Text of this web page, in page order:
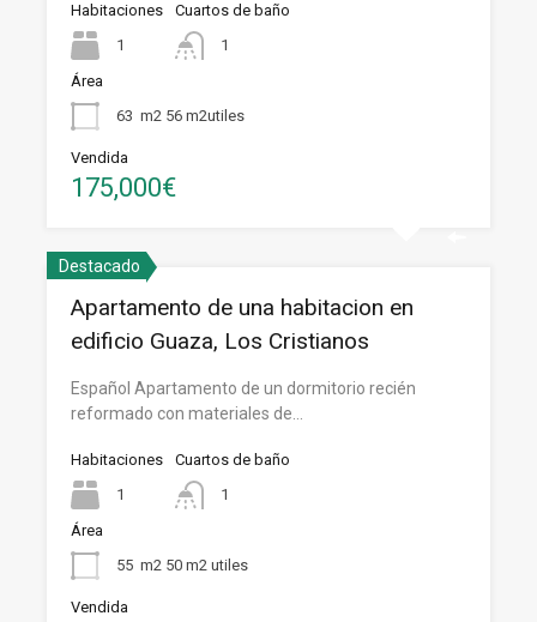
Habitaciones
1
Cuartos de baño
1
Área
63 m2 56 m2utiles
Vendida
175,000€
Destacado
Apartamento de una habitacion en
edificio Guaza, Los Cristianos
Español Apartamento de un dormitorio recién
reformado con materiales de…
Habitaciones
1
Cuartos de baño
1
Área
55 m2 50 m2 utiles
Vendida